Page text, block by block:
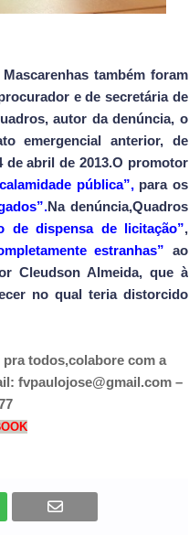
também foram
e de secretária de
autor da denúncia, o
emergencial anterior, de
de abril de 2013.O promotor
pública”,para os
Na denúncia,Quadros
de dispensa de licitação”,
estranhas”ao
Cleudson Almeida, que à
no qual teria distorcido
todos,colabore com a
fvpaulojose@gmail.com –